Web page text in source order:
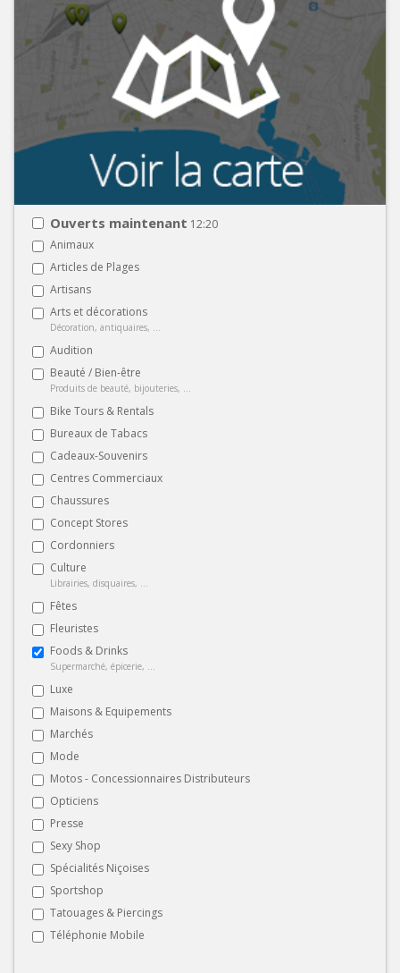
Ouverts maintenant 12:20
Animaux
Articles de Plages
Artisans
Arts et décorations
Décoration, antiquaires, ...
Audition
Beauté / Bien-être
Produits de beauté, bijouteries, ...
Bike Tours & Rentals
Bureaux de Tabacs
Cadeaux-Souvenirs
Centres Commerciaux
Chaussures
Concept Stores
Cordonniers
Culture
Librairies, disquaires, ...
Fêtes
Fleuristes
Foods & Drinks
Supermarché, épicerie, ...
Luxe
Maisons & Equipements
Marchés
Mode
Motos - Concessionnaires Distributeurs
Opticiens
Presse
Sexy Shop
Spécialités Niçoises
Sportshop
Tatouages & Piercings
Téléphonie Mobile